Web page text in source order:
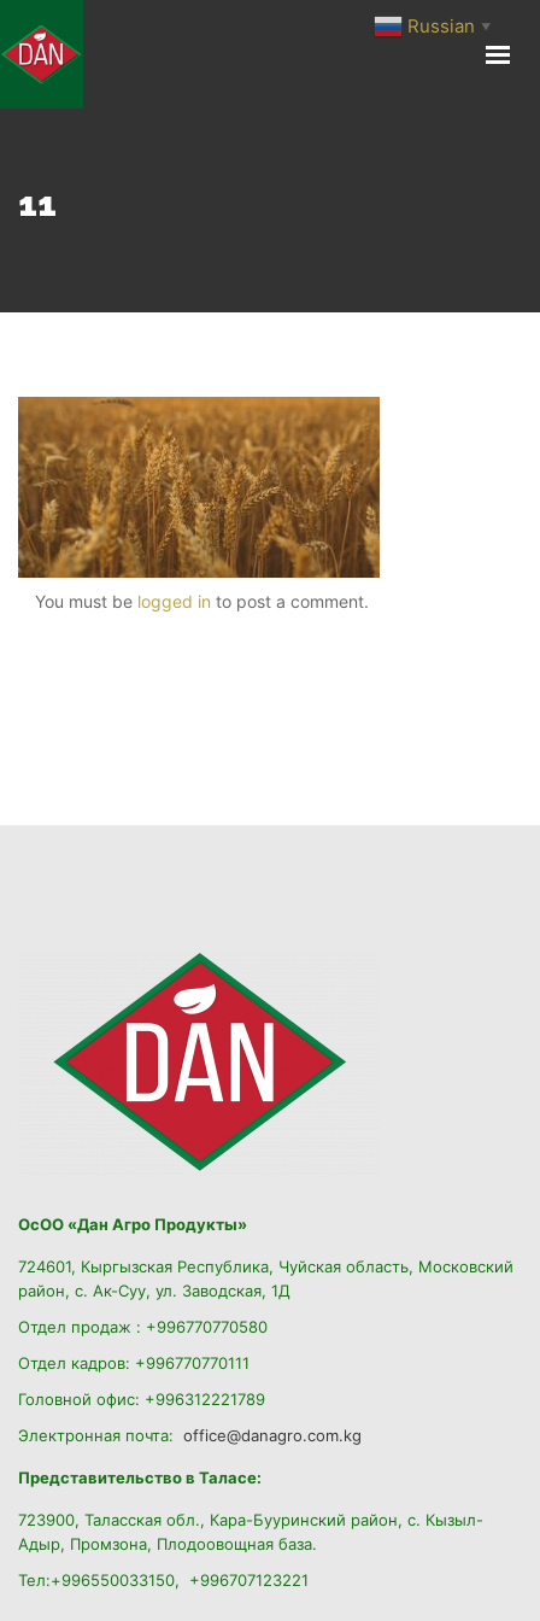
11
You must be logged in to post a comment.
ОсОО «Дан Агро Продукты»
724601, Кыргызская Республика, Чуйская область, Московский
район, с. Ак-Суу, ул. Заводская, 1Д
Отдел продаж : +996770770580
Отдел кадров: +996770770111
Головной офис: +996312221789
Электронная почта: office@danagro.com.kg
Представительство в Таласе:
723900, Таласская обл., Кара-Бууринский район, с. Кызыл-
Адыр, Промзона, Плодоовощная база.
Тел:+996550033150, +996707123221
Russian ▼